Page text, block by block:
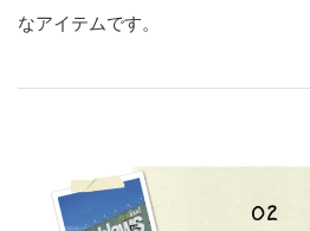
なアイテムです。